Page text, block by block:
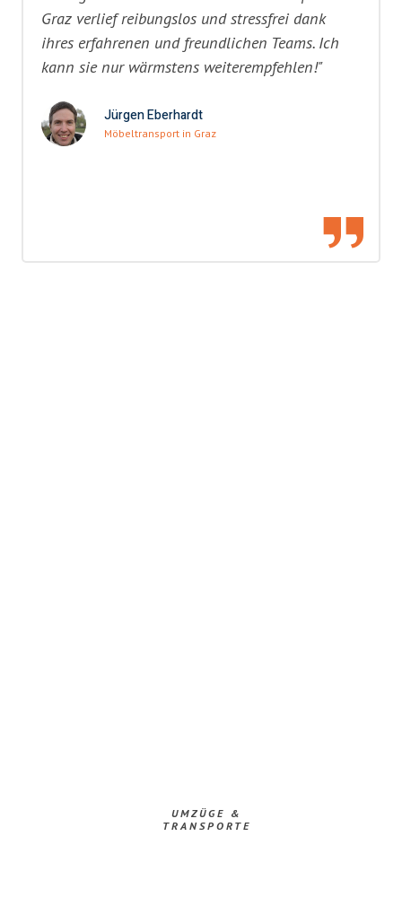
Graz verlief reibungslos und stressfrei dank
ihres erfahrenen und freundlichen Teams. Ich
kann sie nur wärmstens weiterempfehlen!"
Jürgen Eberhardt
Möbeltransport in Graz
UMZÜGE &
TRANSPORTE